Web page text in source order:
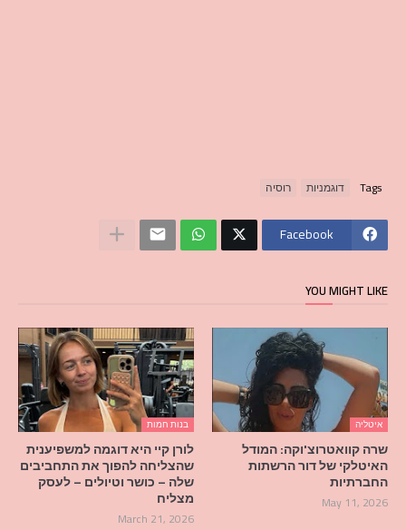
Tags דוגמניות רוסיה
Facebook
YOU MIGHT LIKE
איטליה
שרה קוואטרוצ'וקה: המודל
האיטלקי של דור הרשתות
החברתיות
May 11, 2026
בנות חמות
לורן קיי היא דוגמה למשפיענית
שהצליחה להפוך את התחביבים
שלה – כושר וטיולים – לעסק
מצליח
March 21, 2026